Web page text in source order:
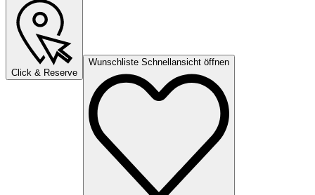
Click & Reserve
Wunschliste Schnellansicht öffnen